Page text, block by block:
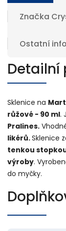
Značka
Ostatní
Detailní
Sklenice na
růžové - 90 ml.
Pralines.
likérů.Sklenice
tenkou
výroby.
do myčky.